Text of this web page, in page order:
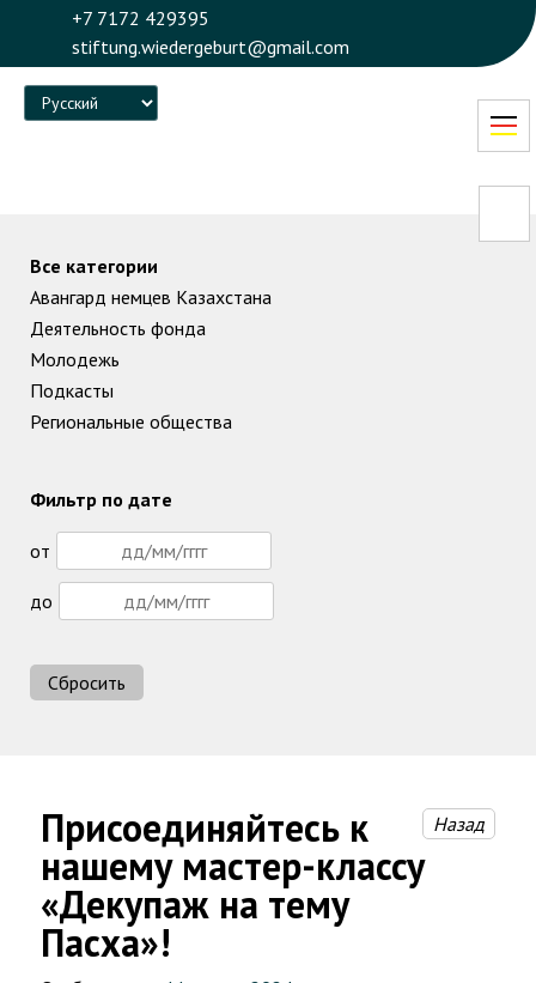
+7 7172 429395
stiftung.wiedergeburt@gmail.com
Language
Присоединяйтесь к
нашему мастер-классу
«Декупаж на тему
Пасха»!
Назад
Все категории
Авангард немцев Казахстана
Деятельность фонда
Молодежь
Подкасты
Региональные общества
Фильтр по дате
от
до
Сбросить